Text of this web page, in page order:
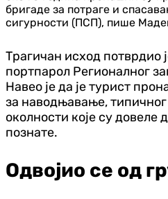
бригаде за потраге и
сигурности (ПСП), пише
Трагичан исход потврдио
портпарол Регионалног
Навео је да је турист
за наводњавање,
околности које су довеле
познате.
Одвојио се од